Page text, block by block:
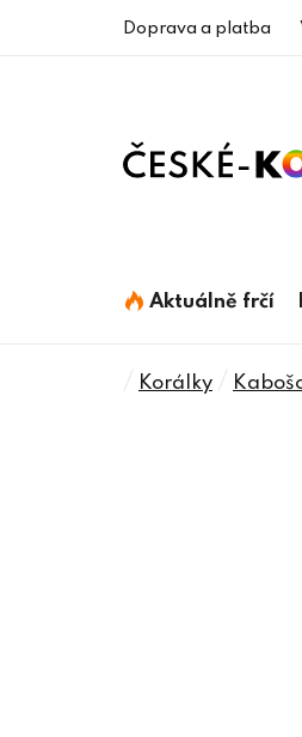
Doprava a platba
Aktuálně frčí
Domů
Korálky